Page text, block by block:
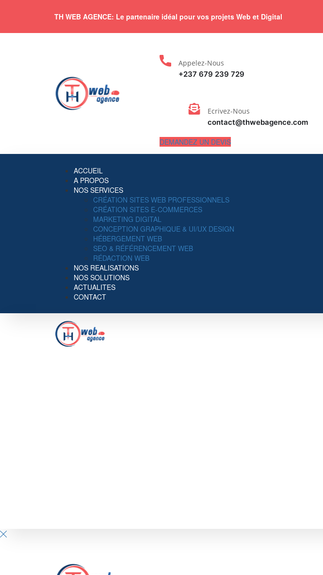
TH WEB AGENCE: Le partenaire idéal pour vos projets Web et Digital
Appelez-Nous
+237 679 239 729
Ecrivez-Nous
contact@thwebagence.com
DEMANDEZ UN DEVIS
ACCUEIL
A PROPOS
NOS SERVICES
CRÉATION SITES WEB PROFESSIONNELS
CRÉATION SITES E-COMMERCES
MARKETING DIGITAL
CONCEPTION GRAPHIQUE & UI/UX DESIGN
HÉBERGEMENT WEB
SEO & RÉFÉRENCEMENT WEB
RÉDACTION WEB
NOS REALISATIONS
NOS SOLUTIONS
ACTUALITES
CONTACT